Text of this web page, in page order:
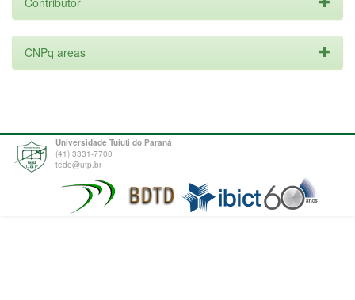
CNPq areas
Universidade Tuiuti do Paraná
(41) 3331-7700
tede@utp.br